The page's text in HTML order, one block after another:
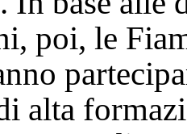
poi, le
alta